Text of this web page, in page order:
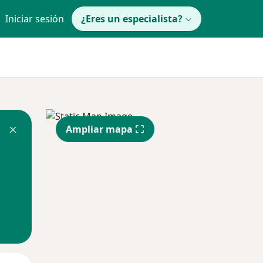
Iniciar sesión ¿Eres un especialista?
Ampliar mapa